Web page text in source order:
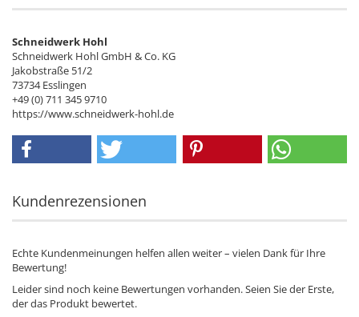
Schneidwerk Hohl
Schneidwerk Hohl GmbH & Co. KG
Jakobstraße 51/2
73734 Esslingen
+49 (0) 711 345 9710
https://www.schneidwerk-hohl.de
Kundenrezensionen
Echte Kundenmeinungen helfen allen weiter – vielen Dank für Ihre
Bewertung!
Leider sind noch keine Bewertungen vorhanden. Seien Sie der Erste,
der das Produkt bewertet.